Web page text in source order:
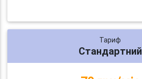
Тариф
Стандартний